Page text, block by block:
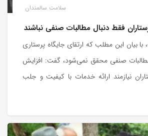
سلامت سالمندان
فقط دنبال مطالبات صنفی نباشند
با بیان این مطلب که ارتقای جایگاه پرستاری
صنفی محقق نمی‌شود، گفت: افزایش
نیازمند ارائه خدمات با کیفیت و جلب